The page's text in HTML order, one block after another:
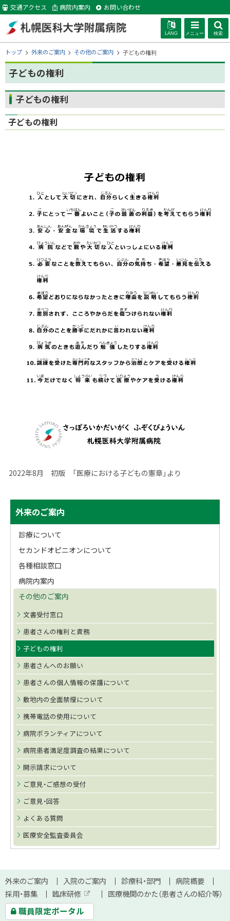
本
へ
交通アクセス 病院内案内 お問い合わせ
札幌医科大学附
属病院
LANG メニュー 検索
現
在
位
置
の
階
層
トップ 外来のご案内 その他のご案内 子どもの権利
子どもの権利
ページ内目次
子どもの権利
子どもの権利
子どもの権利
2022年8月 初版 「医療における子どもの憲章」より
サ
イ
ド
メ
ニ
ュ
ー
外来のご案内
診療について
セカンドオピニオンについて
各種相談窓口
病院内案内
その他のご案内
文書受付窓口
患者さんの権利と責務
子どもの権利
患者さんへのお願い
患者さんの個人情報の保護について
敷地内の全面禁煙について
携帯電話の使用について
病院ボランティアについて
病院患者満足度調査の結果について
開示請求について
ご意見・ご感想の受付
ご意見・回答
よくある質問
医療安全監査委員会
本
文
へ
サ
イ
外来のご案内 入院のご案内 診療科・部門
病院概要
採用・募集
臨床研修
外
医療機関のかた（患者さんの紹介等）
職員限定ポータル